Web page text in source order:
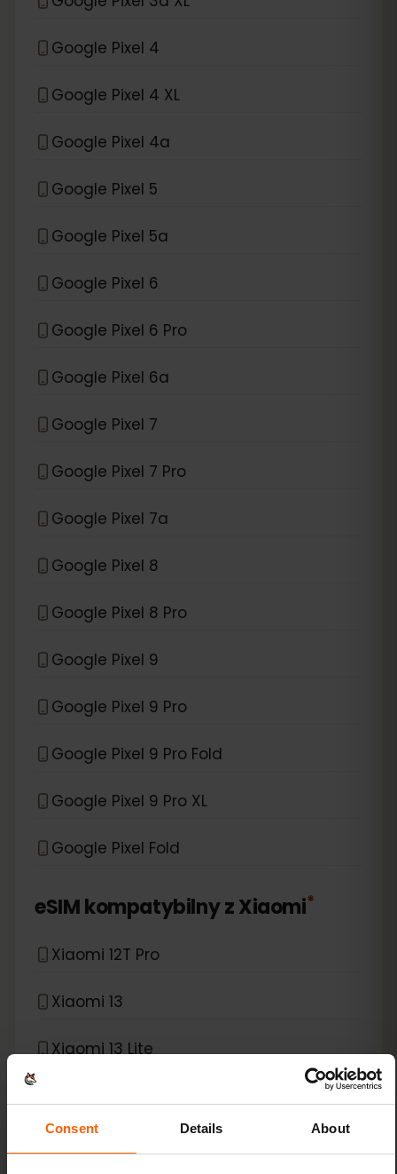
Consent Details About
Google Pixel 4
Google Pixel 4 XL
Google Pixel 4a
Google Pixel 5
Google Pixel 5a
Google Pixel 6
Google Pixel 6 Pro
Google Pixel 6a
Google Pixel 7
Google Pixel 7 Pro
Google Pixel 7a
Google Pixel 8
Google Pixel 8 Pro
Google Pixel 9
Google Pixel 9 Pro
Google Pixel 9 Pro Fold
Google Pixel 9 Pro XL
Google Pixel Fold
eSIM kompatybilny zXiaomi*
Xiaomi 12T Pro
Xiaomi 13
Xiaomi 13 Lite